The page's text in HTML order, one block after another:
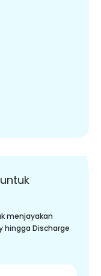
untuk
menjayakan
hingga Discharge